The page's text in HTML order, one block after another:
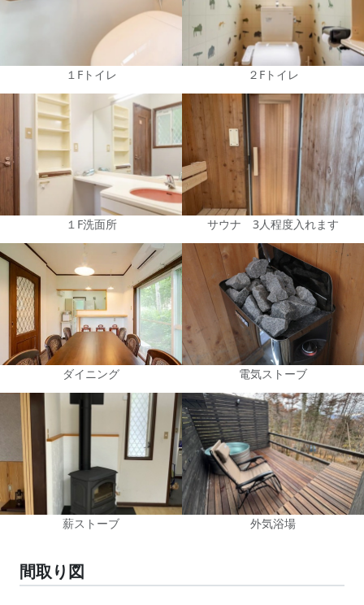
１Fトイレ ２Fトイレ
１F洗面所 サウナ 3人程度入れます
ダイニング 電気ストーブ
薪ストーブ 外気浴場
間取り図